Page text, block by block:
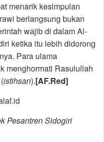
menarik kesimpulan
berlangsung bukan
wajib di dalam Al-
ketika itu lebih didorong
Para ulama
menghormati Rasulullah
istihsan).[AF.Red]
Pesantren Sidogiri